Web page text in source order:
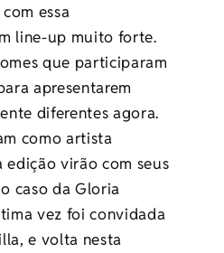
essa
line-up muito forte.
que participaram
apresentarem
diferentes agora.
como artista
edição virão com seus
caso da Gloria
vez foi convidada
e volta nesta